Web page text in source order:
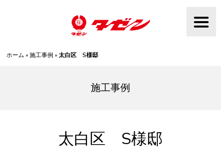
ホーム »施工事例 »太白区 S様邸
施工事例
太白区 S様邸